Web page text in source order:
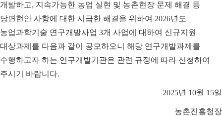
개발하고, 지속가능한 농업 실현 및 농촌현장 문제 해결 등
당면현안 사항에 대한 시급한 해결을 위하여 2026년도
농업과학기술 연구개발사업 3개 사업에 대하여 신규지원
대상과제를 다음과 같이 공모하오니 해당 연구개발과제를
수행하고자 하는 연구개발기관은 관련 규정에 따라 신청하여
주시기 바랍니다.
2025년 10월 15일
농촌진흥청장